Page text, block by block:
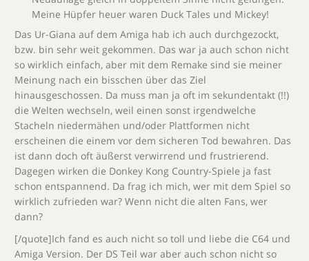
Meine Hüpfer heuer waren Duck Tales und Mickey!
Das Ur-Giana auf dem Amiga hab ich auch durchgezockt,
bzw. bin sehr weit gekommen. Das war ja auch schon nicht
so wirklich einfach, aber mit dem Remake sind sie meiner
Meinung nach ein bisschen über das Ziel
hinausgeschossen. Da muss man ja oft im sekundentakt (!!)
die Welten wechseln, weil einen sonst irgendwelche
Stacheln niedermähen und/oder Plattformen nicht
erscheinen die einem vor dem sicheren Tod bewahren. Das
ist dann doch oft äußerst verwirrend und frustrierend.
Dagegen wirken die Donkey Kong Country-Spiele ja fast
schon entspannend. Da frag ich mich, wer mit dem Spiel so
wirklich zufrieden war? Wenn nicht die alten Fans, wer
dann?
[/quote]Ich fand es auch nicht so toll und liebe die C64 und
Amiga Version. Der DS Teil war aber auch schon nicht so